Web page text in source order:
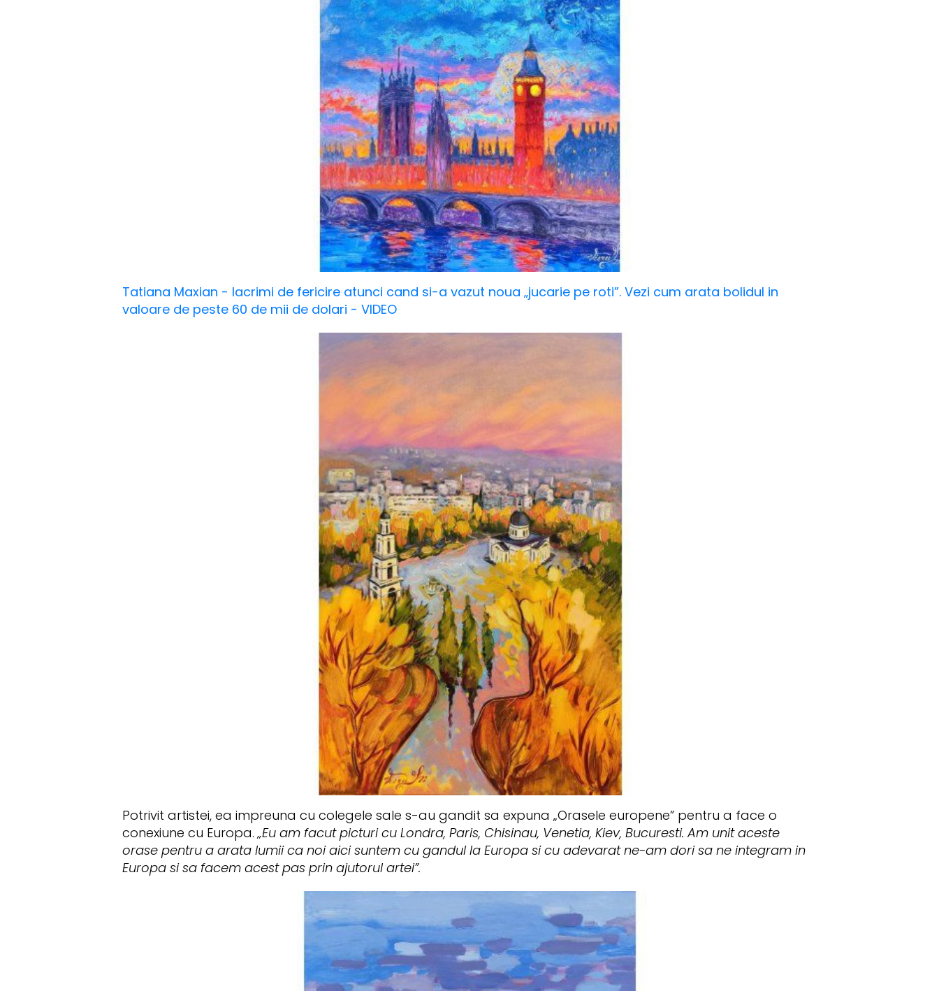
Tatiana Maxian - lacrimi de fericire atunci cand si-a vazut noua „jucarie pe roti”. Vezi cum arata bolidul in
valoare de peste 60 de mii de dolari - VIDEO
Potrivit artistei, ea impreuna cu colegele sale s-au gandit sa expuna „Orasele europene” pentru a face o
conexiune cu Europa.„Eu am facut picturi cu Londra, Paris, Chisinau, Venetia, Kiev, Bucuresti. Am unit aceste
orase pentru a arata lumii ca noi aici suntem cu gandul la Europa si cu adevarat ne-am dori sa ne integram in
Europa si sa facem acest pas prin ajutorul artei”.